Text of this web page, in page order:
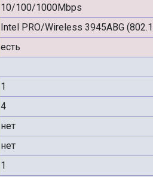
10/100/1000Mbps
Intel PRO/Wireless 3945ABG
есть
1
4
нет
нет
1